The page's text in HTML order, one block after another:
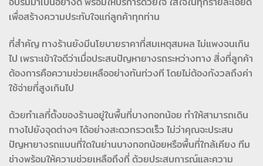
อบรมมาเป็นอย่างดี พร้อมให้บริการด้วยใจ ใส่ใจในทุกรายละเอียด
เพื่อสร้างความประทับใจแก่ลูกค้าทุกท่าน
ที่สำคัญ ทางร้านยังมีนโยบายราคาที่สมเหตุสมผล ไม่แพงจนเกิน
ไป เพราะเข้าใจดีว่าเมื่อประสบปัญหายางรถระหว่างทาง สิ่งที่ลูกค้า
ต้องการคือความช่วยเหลืออย่างทันท่วงที โดยไม่ต้องกังวลถึงค่า
ใช้จ่ายที่สูงเกินไป
ด้วยทำเลที่ตั้งของร้านอยู่ในพื้นที่บางกอกน้อย ทำให้สามารถเดิน
ทางไปยังจุดต่างๆ ได้อย่างสะดวกรวดเร็ว ไม่ว่าคุณจะประสบ
ปัญหายางรถแบนที่ใดในย่านบางกอกน้อยหรือพื้นที่ใกล้เคียง ทีม
ช่างพร้อมให้ความช่วยเหลือถึงที่ ด้วยประสบการณ์และความ